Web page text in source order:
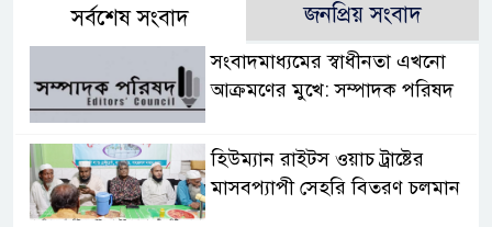
সর্বশেষ সংবাদ জনপ্রিয় সংবাদ
সংবাদমাধ্যমের স্বাধীনতা এখনো
আক্রমণের মুখে: সম্পাদক পরিষদ
হিউম্যান রাইটস ওয়াচ ট্রাষ্টের
মাসবপ্যাপী সেহরি বিতরণ চলমান